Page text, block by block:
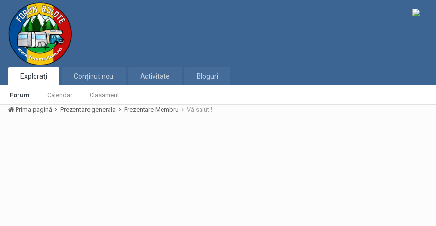
Exploraţi
Forum Calendar Clasament
Conținut nou Activitate Bloguri
Prima pagină Prezentare generala Prezentare Membru Vă salut !